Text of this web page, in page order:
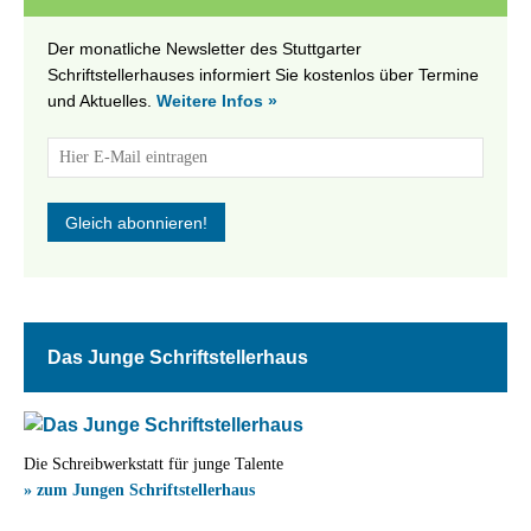
Der monatliche Newsletter des Stuttgarter
Schriftstellerhauses informiert Sie kostenlos über Termine
und Aktuelles. Weitere Infos »
Das Junge Schriftstellerhaus
Die Schreibwerkstatt für junge Talente
» zum Jungen Schriftstellerhaus